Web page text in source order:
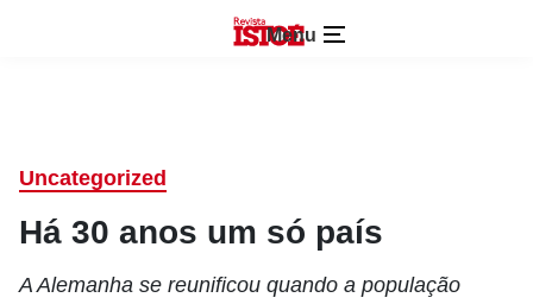
Menu
Uncategorized
Há 30 anos um só país
A Alemanha se reunificou quando a população